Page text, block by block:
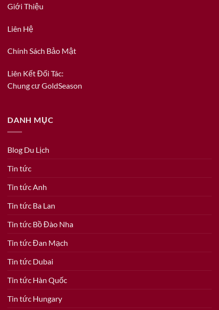
Giới Thiệu
Liên Hệ
Chính Sách Bảo Mật
Liên Kết Đối Tác:
Chung cư GoldSeason
DANH MỤC
Blog Du Lịch
Tin tức
Tin tức Anh
Tin tức Ba Lan
Tin tức Bồ Đào Nha
Tin tức Đan Mạch
Tin tức Dubai
Tin tức Hàn Quốc
Tin tức Hungary